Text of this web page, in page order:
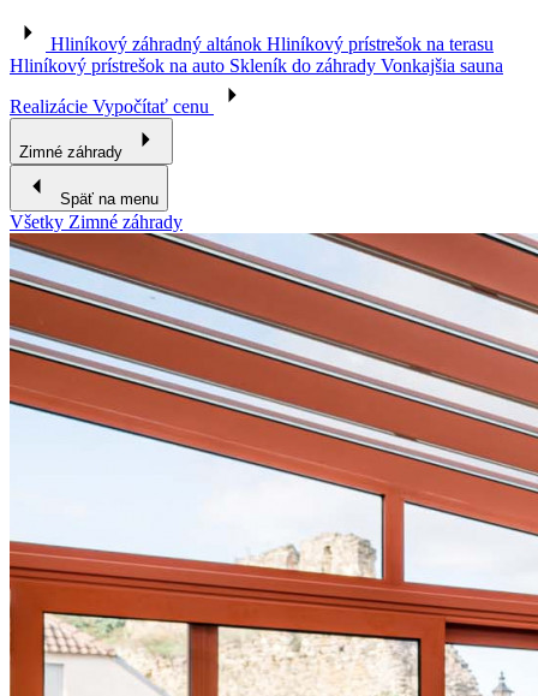
Hliníkový záhradný altánok Hliníkový prístrešok na terasu
Hliníkový prístrešok na auto Skleník do záhrady Vonkajšia sauna
Realizácie Vypočítať cenu
Zimné záhrady
Späť na menu
Všetky Zimné záhrady